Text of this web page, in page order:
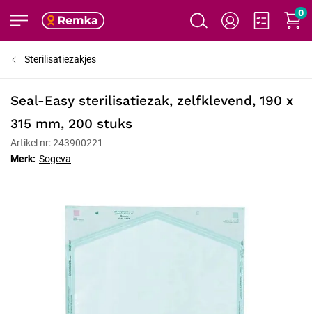
0
Sterilisatiezakjes
Seal-Easy sterilisatiezak, zelfklevend, 190 x
315 mm, 200 stuks
Artikel nr: 243900221
Merk: Sogeva